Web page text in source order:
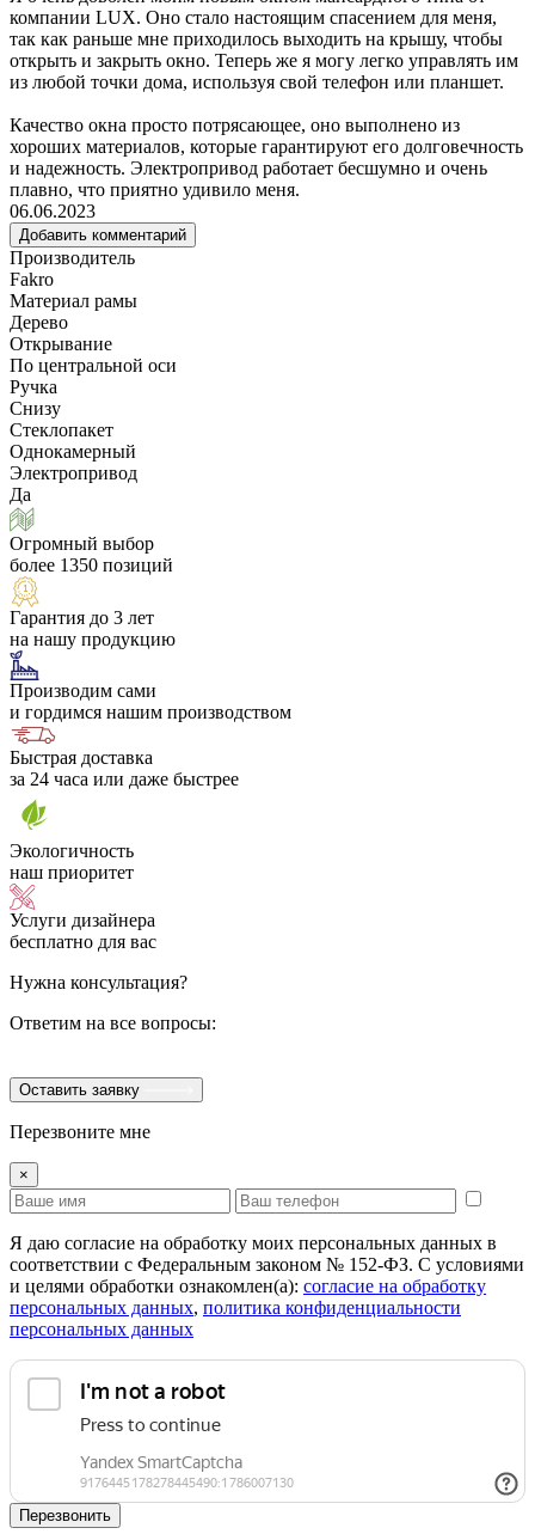
компании LUX. Оно стало настоящим спасением для меня,
так как раньше мне приходилось выходить на крышу, чтобы
открыть и закрыть окно. Теперь же я могу легко управлять им
из любой точки дома, используя свой телефон или планшет.
Качество окна просто потрясающее, оно выполнено из
хороших материалов, которые гарантируют его долговечность
и надежность. Электропривод работает бесшумно и очень
плавно, что приятно удивило меня.
06.06.2023
Добавить комментарий
Производитель
Fakro
Материал рамы
Дерево
Открывание
По центральной оси
Ручка
Снизу
Стеклопакет
Однокамерный
Электропривод
Да
Огромный выбор
более 1350 позиций
Гарантия до 3 лет
на нашу продукцию
Производим сами
и гордимся нашим производством
Быстрая доставка
за 24 часа или даже быстрее
Экологичность
наш приоритет
Услуги дизайнера
бесплатно для вас
Нужна консультация?
Ответим на все вопросы:
Оставить заявку
Перезвоните мне
×
Я даю согласие на обработку моих персональных данных в
соответствии с Федеральным законом № 152-ФЗ. С условиями
и целями обработки ознакомлен(а): cогласие на обработку
персональных данных, политика конфиденциальности
персональных данных
Перезвонить